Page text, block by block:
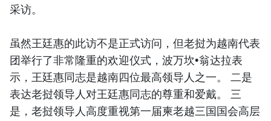
采访。
虽然王廷惠的此访不是正式访问，但老挝为越南代表
团举行了非常隆重的欢迎仪式，波万坎•翁达拉表
示，王廷惠同志是越南四位最高领导人之一。 二是
表达老挝领导人对王廷惠同志的尊重和爱戴。 三
是，老挝领导人高度重视第一届柬老越三国国会高层